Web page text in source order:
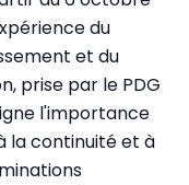
du
et du
prise par le PDG
l'importance
la continuité et à